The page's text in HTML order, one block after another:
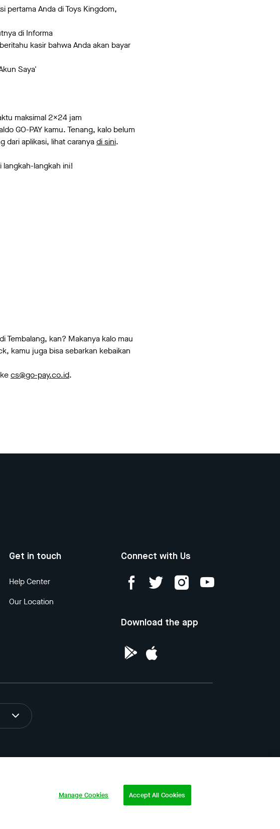
pertama Anda di Toys Kingdom,
di Informa
kasir bahwa Anda akan bayar
Saya'
maksimal 2x24 jam
GO-PAY kamu. Tenang, kalo belum
dari aplikasi, lihat caranyadi sini.
langkah-langkah ini!
Tembalang, kan? Makanya kalo mau
kamu juga bisa sebarkan kebaikan
cs@go-pay.co.id.
Get in touch
Help Center
Our Location
Connect with Us
Download the app
Manage Cookies Accept All Cookies